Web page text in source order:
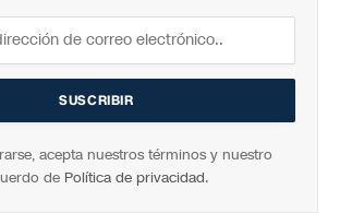
acepta nuestros términos y nuestro
de Política de privacidad.